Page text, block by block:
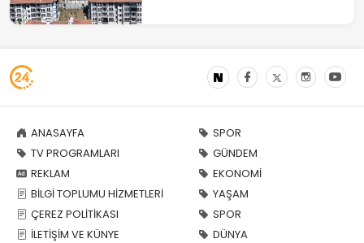
ANASAYFA
TV PROGRAMLARI
REKLAM
BİLGİ TOPLUMU HİZMETLERİ
ÇEREZ POLİTİKASI
İLETİŞİM VE KÜNYE
SPOR
GÜNDEM
EKONOMİ
YAŞAM
SPOR
DÜNYA